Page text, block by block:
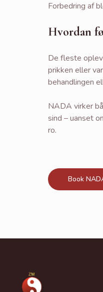
Forbedring af
Hvordan
De fleste
prikken eller
behandlingen
NADA virker
sind – uanset
ro.
Book